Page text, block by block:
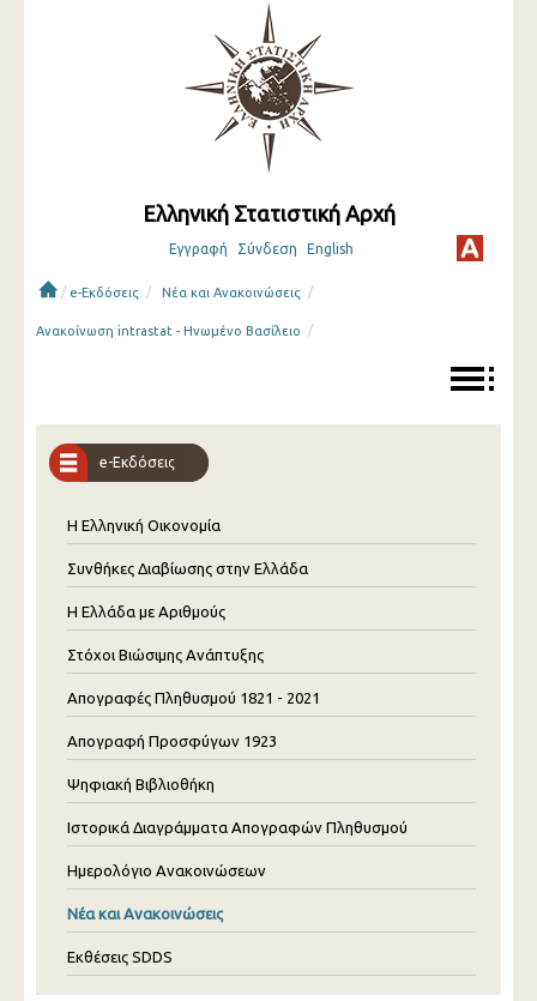
Ελληνική Στατιστική Αρχή
Εγγραφή Σύνδεση English
/ e-Εκδόσεις / Νέα και Ανακοινώσεις /
Ανακοίνωση intrastat - Ηνωμένο Βασίλειο /
e-Εκδόσεις
Η Ελληνική Οικονομία
Συνθήκες Διαβίωσης στην Ελλάδα
Η Ελλάδα με Αριθμούς
Στόχοι Βιώσιμης Ανάπτυξης
Απογραφές Πληθυσμού 1821 - 2021
Απογραφή Προσφύγων 1923
Ψηφιακή Βιβλιοθήκη
Ιστορικά Διαγράμματα Απογραφών Πληθυσμού
Ημερολόγιο Ανακοινώσεων
Νέα και Ανακοινώσεις
Εκθέσεις SDDS